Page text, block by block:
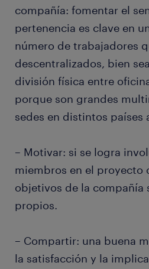
compañía: fomentar el
pertenencia es clave en
número de trabajadores
descentralizados, bien
división física entre
porque son grandes
sedes en distintos países
– Motivar: si se logra
miembros en el proyecto
objetivos de la compañía
propios.
– Compartir: una buena
la satisfacción y la